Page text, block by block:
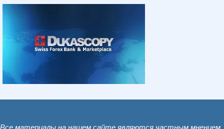
Все материалы на нашем сайте являются частным мнением